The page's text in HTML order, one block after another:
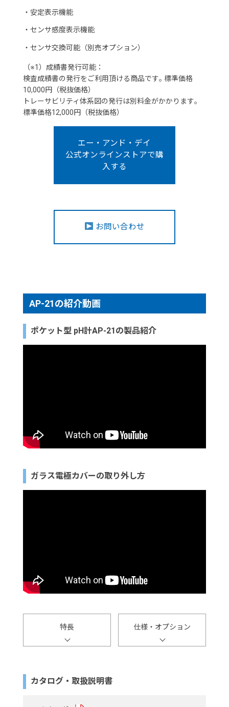
・ 安定表示機能
・ センサ感度表示機能
・ センサ交換可能（別売オプション）
（※1）成績書発行可能：
検査成績書の発行をご利用頂ける商品です｡ 標準価格
10,000円（税抜価格）
トレーサビリティ体系図の発行は別料金がかかります｡
標準価格12,000円（税抜価格）
エー・アンド・デイ
公式オンラインストアで購
入する
お問い合わせ
AP-21の紹介動画
ポケット型 pH計AP-21の製品紹介
ガラス電極カバーの取り外し方
特長 仕様・オプション
カタログ・取扱説明書